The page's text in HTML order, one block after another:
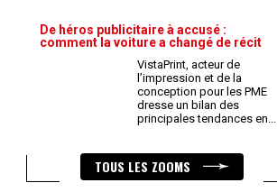
De héros publicitaire à accusé :
comment la voiture a changé de récit
VistaPrint, acteur de
l’impression et de la
conception pour les PME
dresse un bilan des
principales tendances en...
TOUS LES ZOOMS